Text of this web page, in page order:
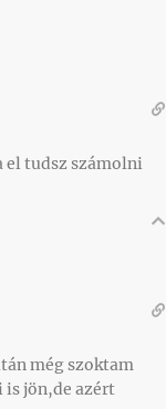
el tudsz számolni
még szoktam
is jön,de azért